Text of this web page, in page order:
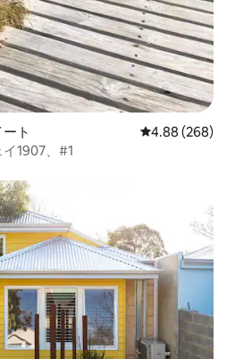
ト レビュー268
4.88 (268)
1907、#1
です。